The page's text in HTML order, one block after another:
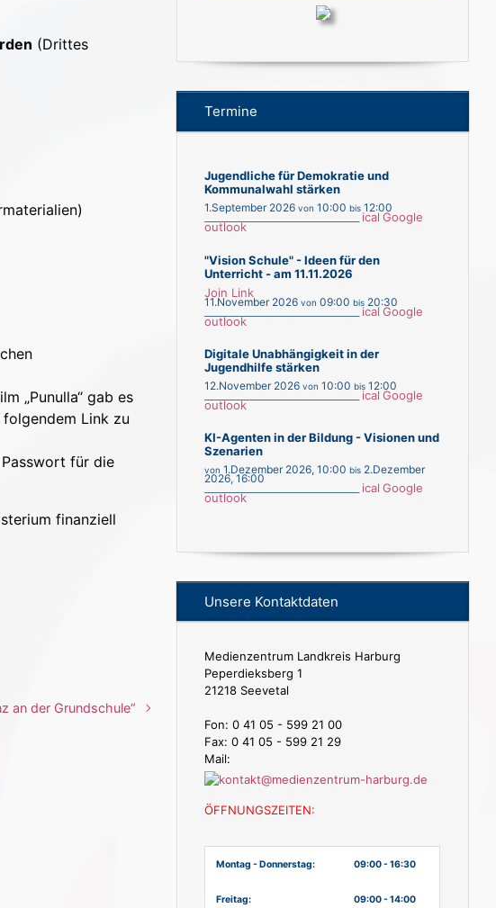
(Drittes
„Punulla“ gab es
Link zu
für die
finanziell
an der Grundschule“
Termine
Jugendliche für Demokratie und
Kommunalwahl stärken
1.September 2026 von 10:00 bis 12:00
ical Google
outlook
"Vision Schule" - Ideen für den
Unterricht - am 11.11.2026
Join Link
11.November 2026 von 09:00 bis 20:30
ical Google
outlook
Digitale Unabhängigkeit in der
Jugendhilfe stärken
12.November 2026 von 10:00 bis 12:00
ical Google
outlook
KI-Agenten in der Bildung - Visionen und
Szenarien
von 1.Dezember 2026, 10:00 bis 2.Dezember
2026, 16:00
ical Google
outlook
Unsere Kontaktdaten
Medienzentrum Landkreis Harburg
Peperdieksberg 1
21218 Seevetal
Fon: 0 41 05 - 599 21 00
Fax: 0 41 05 - 599 21 29
Mail:
ÖFFNUNGSZEITEN:
Montag - Donnerstag: 09:00 - 16:30
Freitag: 09:00 - 14:00